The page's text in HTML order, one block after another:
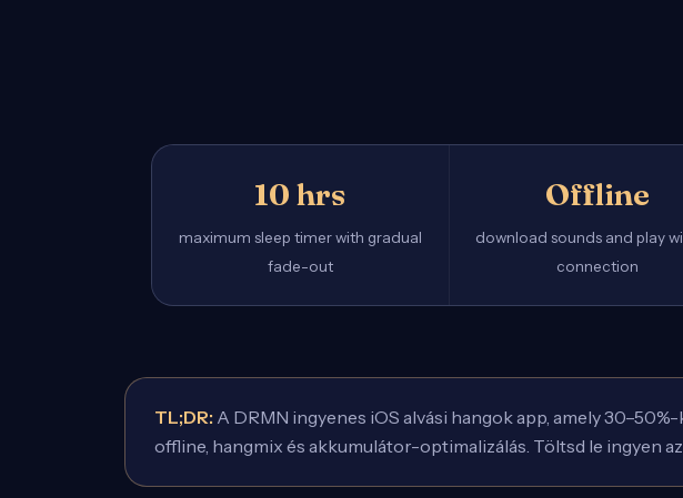
10 hrs
maximum sleep timer with gradual
fade-out
Offline
download sounds and play
connection
TL;DR: A DRMN ingyenes iOS alvási hangok app, amely
offline, hangmix és akkumulátor-optimalizálás. Töltsd le ingyen